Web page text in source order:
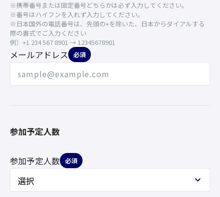
※携帯番号または固定番号どちらかは必ず入力してください。
※番号はハイフンを入れず入力してください。
※日本国外の電話番号は、先頭の+を除いた、日本からダイアルする
際の書式でご入力ください
例）+1 234 567 8901 → 12345678901
メールアドレス 必須
参加予定人数
参加予定人数 必須